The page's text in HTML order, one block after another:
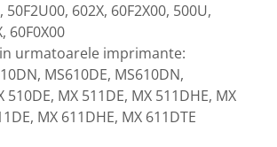
50F2U00, 602X, 60F2X00, 500U,
60F0X00
urmatoarele imprimante:
MS610DE, MS610DN,
510DE, MX 511DE, MX 511DHE, MX
MX 611DHE, MX 611DTE